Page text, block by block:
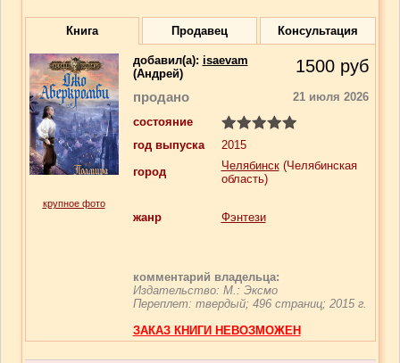
Книга Продавец Консультация
крупное фото
добавил(a): isaevam
(Андрей)
1500 руб
продано
21 июля 2026
состояние
год выпуска
2015
город
Челябинск(Челябинская
область)
жанр Фэнтези
комментарий владельца:
Издательство: М.: Эксмо
Переплет: твердый; 496 страниц; 2015 г.
ЗАКАЗ КНИГИ НЕВОЗМОЖЕН